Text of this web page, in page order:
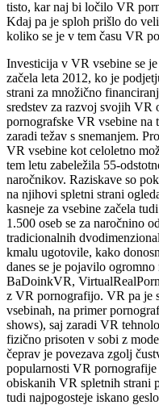
tisto, kar naj bi ločilo VR
Kdaj pa je sploh prišlo do
koliko se je v tem času VR
Investicija v VR vsebine se
začela leta 2012, ko je
strani za množično
sredstev za razvoj svojih VR
pornografske VR vsebine na
zaradi težav s snemanjem.
VR vsebine kot celoletno
tem letu zabeležila 55-
naročnikov. Raziskave so
na njihovi spletni strani
kasneje za vsebine začela
1.500 oseb se za naročnino
tradicionalnih
kmalu ugotovile, kako
danes se je pojavilo
BaDoinkVR,
z VR pornografijo. VR pa je
vsebinah, na primer
shows), saj zaradi VR
fizično prisoten v sobi z
čeprav je povezava zgolj
popularnosti VR
obiskanih VR spletnih strani
tudi najpogosteje iskano